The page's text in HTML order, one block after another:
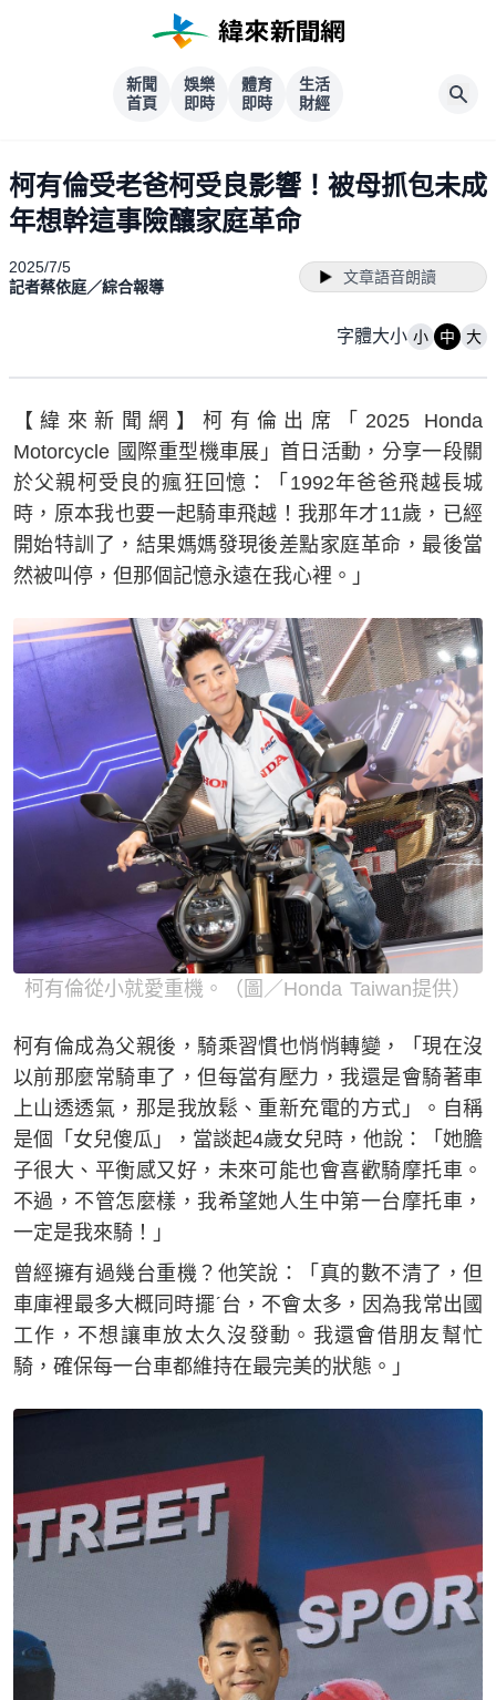
新聞
首頁
娛樂
即時
體育
即時
生活
財經
柯有倫受老爸柯受良影響！被母抓包未成
年想幹這事險釀家庭革命
2025/7/5
記者蔡依庭／綜合報導
文章語音朗讀
字體大小 小 中 大
【緯來新聞網】柯有倫出席「2025 Honda
Motorcycle 國際重型機車展」首日活動，分享一段關
於父親柯受良的瘋狂回憶：「1992年爸爸飛越長城
時，原本我也要一起騎車飛越！我那年才11歲，已經
開始特訓了，結果媽媽發現後差點家庭革命，最後當
然被叫停，但那個記憶永遠在我心裡。」
柯有倫從小就愛重機。（圖／Honda Taiwan提供）
柯有倫成為父親後，騎乘習慣也悄悄轉變，「現在沒
以前那麼常騎車了，但每當有壓力，我還是會騎著車
上山透透氣，那是我放鬆、重新充電的方式」。自稱
是個「女兒傻瓜」，當談起4歲女兒時，他說：「她膽
子很大、平衡感又好，未來可能也會喜歡騎摩托車。
不過，不管怎麼樣，我希望她人生中第一台摩托車，
一定是我來騎！」
曾經擁有過幾台重機？他笑說：「真的數不清了，但
車庫裡最多大概同時擺ˊ台，不會太多，因為我常出國
工作，不想讓車放太久沒發動。我還會借朋友幫忙
騎，確保每一台車都維持在最完美的狀態。」